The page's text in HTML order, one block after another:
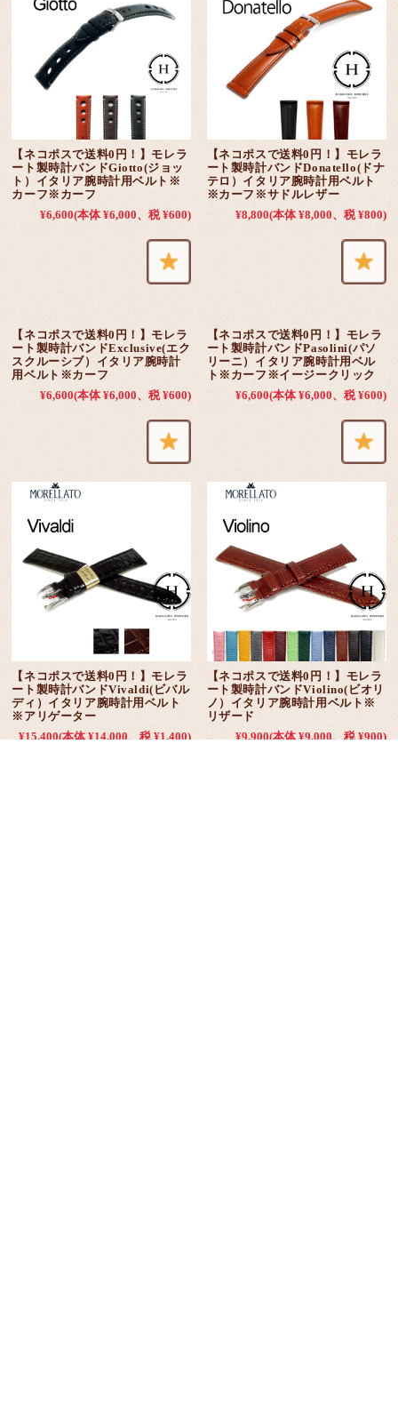
【ネコポスで送料0円！】モレラ
ート製時計バンドGiotto(ジョッ
ト）イタリア腕時計用ベルト※
カーフ※カーフ
¥6,600(本体 ¥6,000、税 ¥600)
【ネコポスで送料0円！】モレラ
ート製時計バンドDonatello(ドナ
テロ）イタリア腕時計用ベルト
※カーフ※サドルレザー
¥8,800(本体 ¥8,000、税 ¥800)
【ネコポスで送料0円！】モレラ
スクルーシブ）イタリア腕時計
用ベルト※カーフ
¥6,600(本体 ¥6,000、税 ¥600)
【ネコポスで送料0円！】モレラ
リーニ）イタリア腕時計用ベル
ト※カーフ※イージークリック
¥6,600(本体 ¥6,000、税 ¥600)